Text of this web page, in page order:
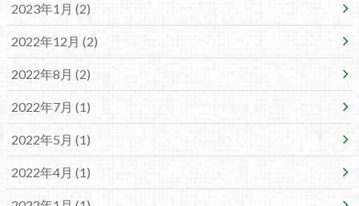
2023年1月 (2)
2022年12月 (2)
2022年8月 (2)
2022年7月 (1)
2022年5月 (1)
2022年4月 (1)